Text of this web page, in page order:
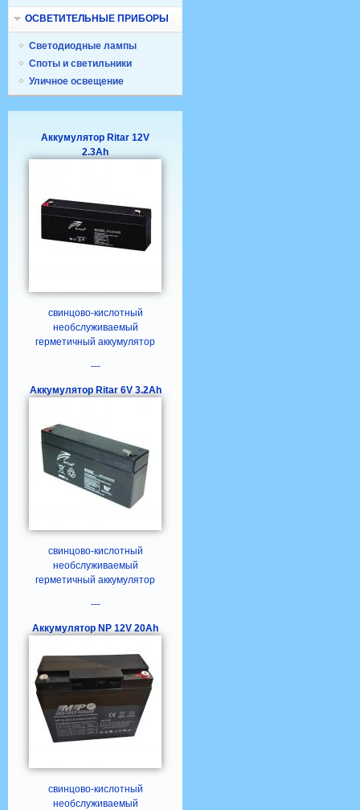
ОСВЕТИТЕЛЬНЫЕ ПРИБОРЫ
Светодиодные лампы
Споты и светильники
Уличное освещение
Аккумулятор Ritar 12V
2.3Ah
свинцово-кислотный
необслуживаемый
герметичный аккумулятор
---
Аккумулятор Ritar 6V 3.2Ah
свинцово-кислотный
необслуживаемый
герметичный аккумулятор
---
Аккумулятор NP 12V 20Ah
свинцово-кислотный
необслуживаемый